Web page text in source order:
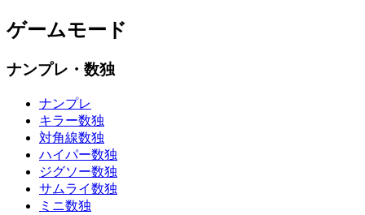
ゲームモード
ナンプレ・数独
ナンプレ
キラー数独
対角線数独
ハイパー数独
ジグソー数独
サムライ数独
ミニ数独